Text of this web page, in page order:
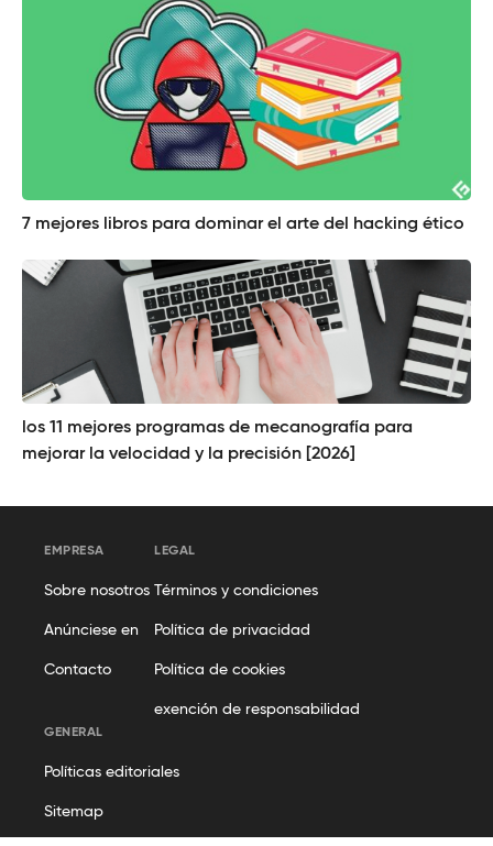
7 mejores libros para dominar el arte del hacking ético
los 11 mejores programas de mecanografía para
mejorar la velocidad y la precisión [2026]
EMPRESA
Sobre nosotros
Anúnciese en
Contacto
LEGAL
Términos y condiciones
Política de privacidad
Política de cookies
exención de responsabilidad
GENERAL
Políticas editoriales
Sitemap